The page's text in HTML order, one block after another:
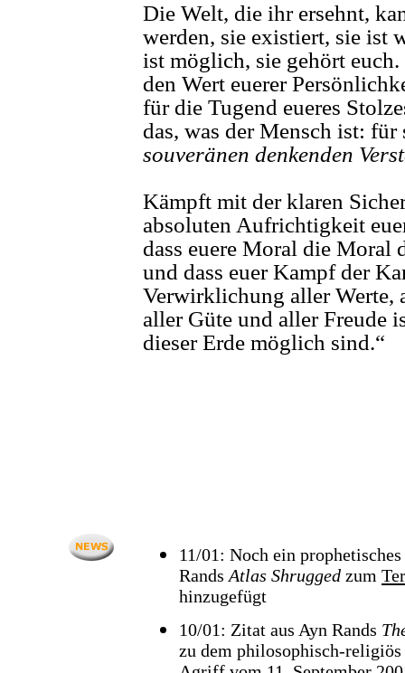
Die Welt, die ihr ersehnt,
werden, sie existiert, sie ist
ist möglich, sie gehört euch.
den Wert euerer
für die Tugend eueres
das, was der Mensch ist: für
souveränen denkenden
Kämpft mit der klaren
absoluten Aufrichtigkeit
dass euere Moral die Moral
und dass euer Kampf der
Verwirklichung aller Werte,
aller Güte und aller Freude
dieser Erde möglich sind.“
11/01: Noch ein
Rands Atlas Shrugged zum
hinzugefügt
10/01: Zitat aus Ayn Rands
zu dem philosophisch-